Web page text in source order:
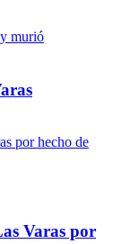
Varas por